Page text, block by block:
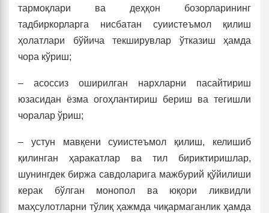
тармоқлари ва деҳқон бозорларининг
тадбиркорларга нисбатан суиистеъмол қилиш
ҳолатлари бўйича текширувлар ўтказиш ҳамда
чора кўриш;
– асоссиз оширилган нархларни пасайтириш
юзасидан ёзма огоҳлантириш бериш ва тегишли
чоралар ўриш;
– устун мавқени суиистеъмол қилиш, келишиб
қилинган ҳаракатлар ва тил бириктиришлар,
шунингдек биржа савдоларига мажбурий қўйилиши
керак бўлган монопол ва юқори ликвидли
маҳсулотларни тўлиқ ҳажмда чиқармаганлик ҳамда